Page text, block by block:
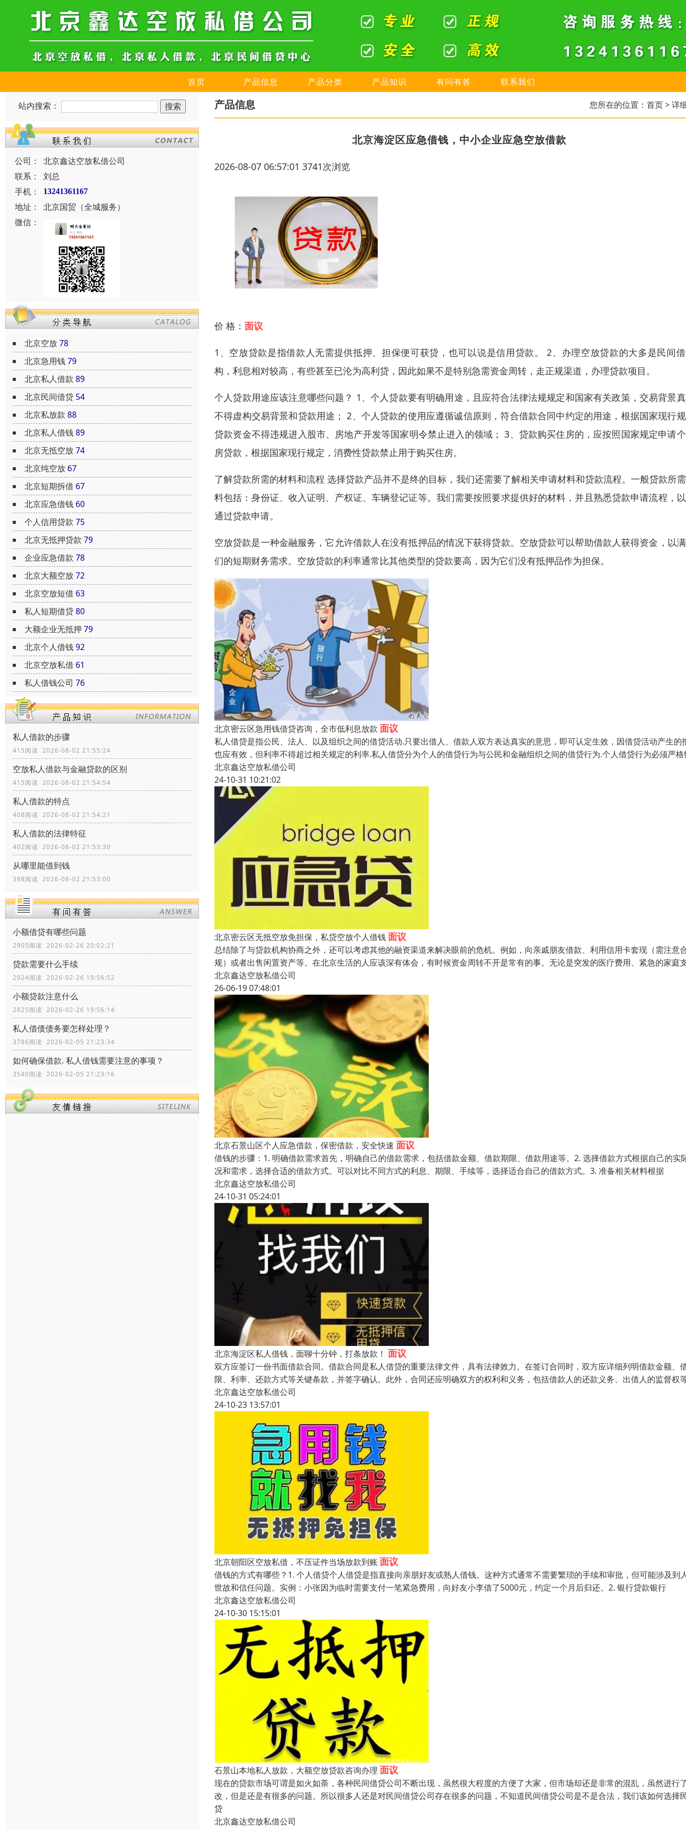
首页 产品信息 产品分类 产品知识 有问有答 联系我们
站内搜索：
公司：
北京鑫达空放私借公司
联系：
刘总
手机：
13241361167
地址：
北京国贸（全城服务）
微信：
北京空放78
北京急用钱79
北京私人借款 89
北京民间借贷 54
北京私放款 88
北京私人借钱89
北京无抵空放74
北京纯空放 67
北京短期拆借 67
北京应急借钱 60
个人信用贷款 75
北京无抵押贷款 79
企业应急借款 78
北京大额空放72
北京空放短借 63
私人短期借贷80
大额企业无抵押 79
北京个人借钱92
北京空放私借 61
私人借钱公司 76
私人借款的步骤
415阅读 2026-08-02 21:55:24
空放私人借款与金融贷款的区别
415阅读 2026-08-02 21:54:54
私人借款的特点
408阅读 2026-08-02 21:54:21
私人借款的法律特征
402阅读 2026-08-02 21:53:30
从哪里能借到钱
398阅读 2026-08-02 21:53:00
小额借贷有哪些问题
2905阅读 2026-02-26 20:02:21
贷款需要什么手续
2924阅读 2026-02-26 19:56:52
小额贷款注意什么
2825阅读 2026-02-26 19:56:14
私人借债债务要怎样处理？
3786阅读 2026-02-05 21:23:34
如何确保借款. 私人借钱需要注意的事项？
3540阅读 2026-02-05 21:23:16
产品信息 您所在的位置： 首页> 详
北京海淀区应急借钱，中小企业应急空放借款
2026-08-07 06:57:01 3741次浏览
价 格： 面议
1、空放贷款是指借款人无需提供抵押、担保便可获贷，也可以说是信用贷款。 2、办理空放贷款的大多是民间
构，利息相对较高，有些甚至已沦为高利贷，因此如果不是特别急需资金周转，走正规渠道，办理贷款项目。
个人贷款用途应该注意哪些问题？ 1、个人贷款要有明确用途，且应符合法律法规规定和国家有关政策，交易背景
不得虚构交易背景和贷款用途； 2、个人贷款的使用应遵循诚信原则，符合借款合同中约定的用途，根据国家现行
贷款资金不得违规进入股市、房地产开发等国家明令禁止进入的领域； 3、贷款购买住房的，应按照国家规定申请
房贷款，根据国家现行规定，消费性贷款禁止用于购买住房。
了解贷款所需的材料和流程 选择贷款产品并不是终的目标，我们还需要了解相关申请材料和贷款流程。一般贷款所
料包括：身份证、收入证明、产权证、车辆登记证等。我们需要按照要求提供好的材料，并且熟悉贷款申请流程，
通过贷款申请。
空放贷款是一种金融服务，它允许借款人在没有抵押品的情况下获得贷款。空放贷款可以帮助借款人获得资金，以
们的短期财务需求。空放贷款的利率通常比其他类型的贷款要高，因为它们没有抵押品作为担保。
北京密云区急用钱借贷咨询，全市低利息放款 面议
私人借贷是指公民、法人、以及组织之间的借贷活动.只要出借人、借款人双方表达真实的意思，即可认定生效，因借贷活动产生的
也应有效，但利率不得超过相关规定的利率.私人借贷分为个人的借贷行为与公民和金融组织之间的借贷行为.个人借贷行为必须严格
北京鑫达空放私借公司
24-10-31 10:21:02
北京密云区无抵空放免担保，私贷空放个人借钱面议
总结除了与贷款机构协商之外，还可以考虑其他的融资渠道来解决眼前的危机。例如，向亲戚朋友借款、利用信用卡套现（需注意
规）或者出售闲置资产等。在北京生活的人应该深有体会，有时候资金周转不开是常有的事。无论是突发的医疗费用、紧急的家庭
北京鑫达空放私借公司
26-06-19 07:48:01
北京石景山区个人应急借款，保密借款，安全快速 面议
借钱的步骤：1. 明确借款需求首先，明确自己的借款需求，包括借款金额、借款期限、借款用途等。2. 选择借款方式根据自己的实
况和需求，选择合适的借款方式。可以对比不同方式的利息、期限、手续等，选择适合自己的借款方式。3. 准备相关材料根据
北京鑫达空放私借公司
24-10-31 05:24:01
北京海淀区私人借钱，​面聊十分钟，打条放款！ 面议
双方应签订一份书面借款合同。借款合同是私人借贷的重要法律文件，具有法律效力。在签订合同时，双方应详细列明借款金额、
限、利率、还款方式等关键条款，并签字确认。此外，合同还应明确双方的权利和义务，包括借款人的还款义务、出借人的监督权
北京鑫达空放私借公司
24-10-23 13:57:01
北京朝阳区空放私借，不压证件当场放款到账 面议
借钱的方式有哪些？1. 个人借贷个人借贷是指直接向亲朋好友或熟人借钱。这种方式通常不需要繁琐的手续和审批，但可能涉及到
世故和信任问题。实例：小张因为临时需要支付一笔紧急费用，向好友小李借了5000元，约定一个月后归还。2. 银行贷款银行
北京鑫达空放私借公司
24-10-30 15:15:01
石景山本地私人放款，大额空放贷款咨询办理 面议
现在的贷款市场可谓是如火如荼，各种民间借贷公司不断出现，虽然很大程度的方便了大家，但市场却还是非常的混乱，虽然进行
改，但是还是有很多的问题。所以很多人还是对民间借贷公司存在很多的问题，不知道民间借贷公司是不是合法，我们该如何选择
贷
北京鑫达空放私借公司